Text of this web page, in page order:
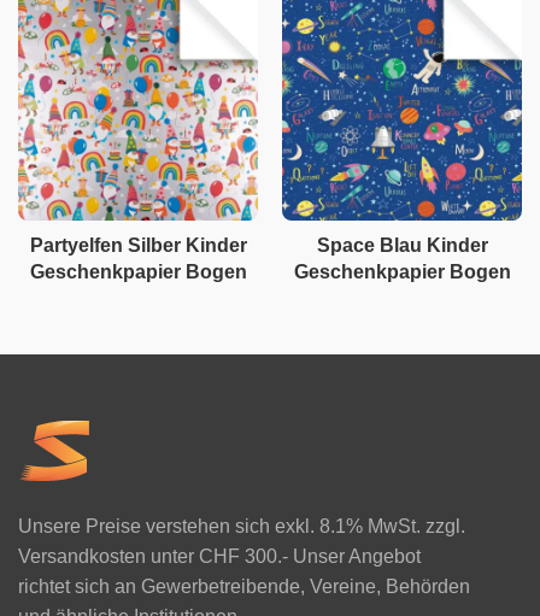
Partyelfen Silber Kinder
Geschenkpapier Bogen
Space Blau Kinder
Geschenkpapier Bogen
Unsere Preise verstehen sich exkl. 8.1% MwSt. zzgl.
Versandkosten unter CHF 300.- Unser Angebot
richtet sich an Gewerbetreibende, Vereine, Behörden